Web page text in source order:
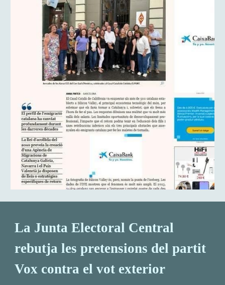
La Junta Electoral Central
rebutja les pretensions del partit
Vox contra el vot exterior